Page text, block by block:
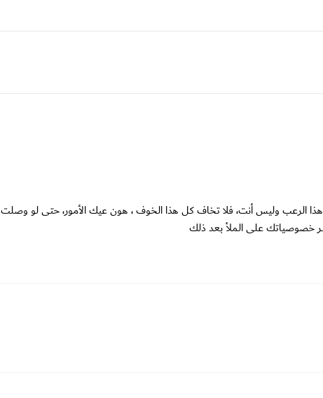
الرعب وليس أنت، فلا تخاف كل هذا الخوف ، هون عيك الأمور، حتى لو وصلت
خصوصياتك على الملأ بعد ذلك